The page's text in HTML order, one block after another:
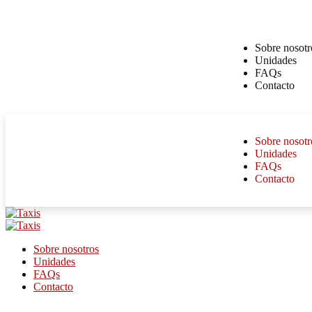
Sobre
Unidades
FAQs
Contacto
Sobre
Unidades
FAQs
Contacto
Sobre nosotros
Unidades
FAQs
Contacto